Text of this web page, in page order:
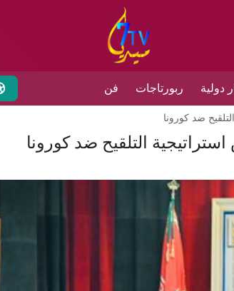
دولية ربورتاجات فن
ضد كورونا
التلقيح ضد كورونا